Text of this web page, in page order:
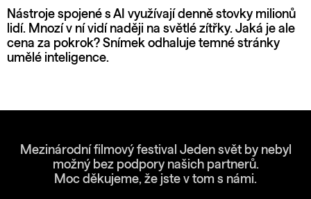
Nástroje spojené s AI využívají denně stovky milionů
lidí. Mnozí v ní vidí naději na světlé zítřky. Jaká je ale
cena za pokrok? Snímek odhaluje temné stránky
umělé inteligence.
Mezinárodní filmový festival Jeden svět by nebyl
možný bez podpory našich partnerů.
Moc děkujeme, že jste v tom s námi.